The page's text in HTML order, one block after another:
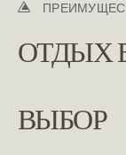
ОТДЫХ
ВЫБОР